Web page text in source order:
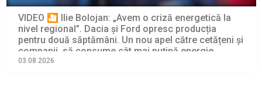
VIDEO 🎦 Ilie Bolojan: „Avem o criză energetică la
nivel regional”. Dacia și Ford opresc producția
pentru două săptămâni. Un nou apel către cetățeni și
companii, să consume cât mai puțină energie
electrică
03.08.2026